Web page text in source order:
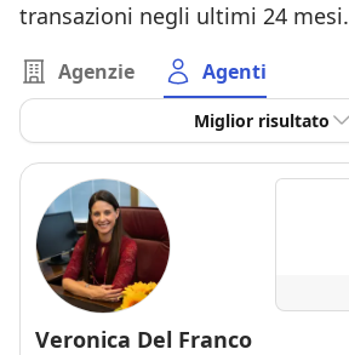
transazioni negli ultimi 24 mesi.
Agenzie Agenti
Miglior risultato
Veronica Del Franco